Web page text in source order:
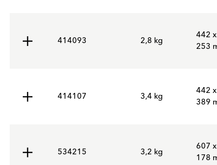
414093 2,8 kg
442
253
414107 3,4 kg
442
389
534215 3,2 kg
607
178